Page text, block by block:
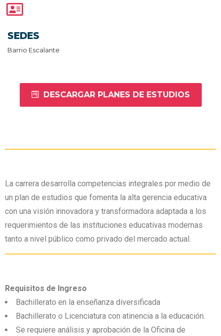
SEDES
Barrio Escalante
DESCARGAR PLANES DE ESTUDIOS
La carrera desarrolla competencias integrales por medio de
un plan de estudios que fomenta la alta gerencia educativa
con una visión innovadora y transformadora adaptada a los
requerimientos de las instituciones educativas modernas
tanto a nivel público como privado del mercado actual.
Requisitos de Ingreso
Bachillerato en la enseñanza diversificada
Bachillerato o Licenciatura con atinencia a la educación.
Se requiere análisis y aprobación de la Oficina de